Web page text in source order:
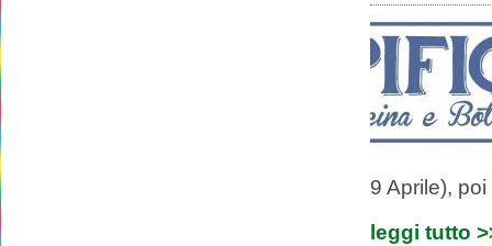
9 Aprile),
leggi tutto